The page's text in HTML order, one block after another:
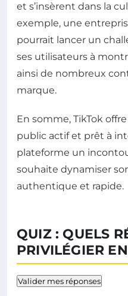
et s’insèrent dans la
exemple, une
pourrait lancer un
ses utilisateurs à
ainsi de nombreux
marque.
En somme, TikTok
public actif et prêt à
plateforme un
souhaite dynamiser
authentique et rapide.
QUIZ : QUELS
PRIVILÉGIER
Valider mes réponses